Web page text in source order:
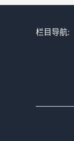
栏目导航: